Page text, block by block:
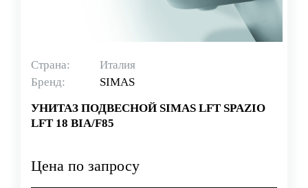
Страна:
Италия
Бренд:
SIMAS
УНИТАЗ ПОДВЕСНОЙ SIMAS LFT SPAZIO
LFT 18 BIA/F85
Цена по запросу